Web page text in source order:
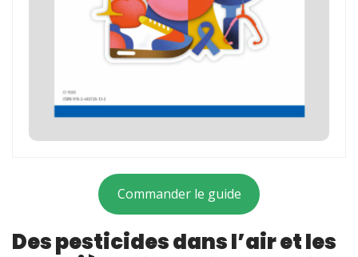
Commander le guide
Des pesticides dans l’air et les